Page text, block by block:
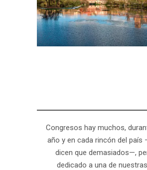
Congresos hay muchos,
año y en cada rincón del país
dicen que demasiados—,
dedicado a una de